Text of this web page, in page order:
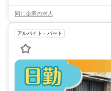
同じ企業の求人
アルバイト・パート